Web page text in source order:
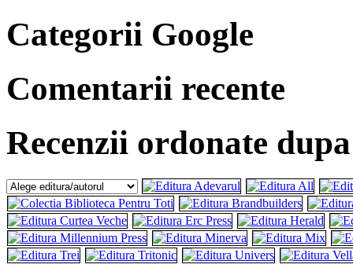
Categorii Google
Comentarii recente
Recenzii ordonate